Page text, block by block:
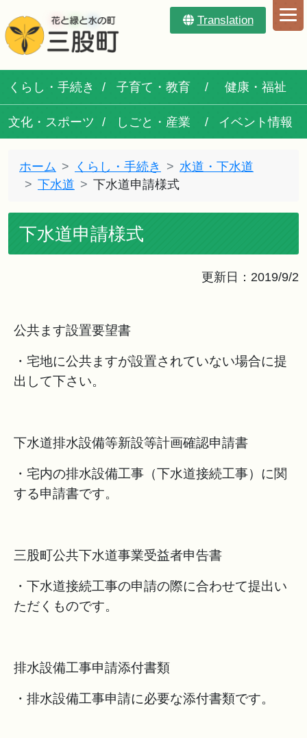
Translation
くらし・手続き 子育て・教育 健康・福祉
文化・スポーツ しごと・産業 イベント情報
ホーム くらし・手続き
水道・下水道
下水道
下水道申請様式
下水道申請様式
更新日：2019/9/2
公共ます設置要望書
・宅地に公共ますが設置されていない場合に提
出して下さい。
下水道排水設備等新設等計画確認申請書
・宅内の排水設備工事（下水道接続工事）に関
する申請書です。
三股町公共下水道事業受益者申告書
・下水道接続工事の申請の際に合わせて提出い
ただくものです。
排水設備工事申請添付書類
・排水設備工事申請に必要な添付書類です。